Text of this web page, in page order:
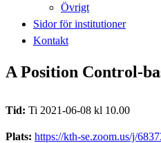
Övrigt
Sidor för institutioner
Kontakt
A Position Control-
Tid: Ti 2021-06-08 kl 10.00
Plats: https://kth-se.zoom.us/j/